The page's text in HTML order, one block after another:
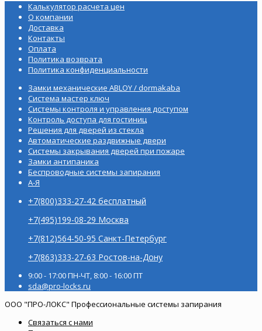
Калькулятор расчета цен
О компании
Доставка
Контакты
Оплата
Политика возврата
Политика конфиденциальности
Замки механические ABLOY / dormakaba
Система мастер ключ
Системы контроля и управления доступом
Контроль доступа для гостиниц
Решения для дверей из стекла
Автоматические раздвижные двери
Системы закрывания дверей при пожаре
Замки антипаника
Беспроводные системы запирания
А-Я
+7(800)333-27-42 бесплатный
+7(495)199-08-29 Москва
+7(812)564-50-95 Санкт-Петербург
+7(863)333-27-63 Ростов-на-Дону
9:00 - 17:00 ПН-ЧТ, 8:00 - 16:00 ПТ
sda@pro-locks.ru
ООО "ПРО-ЛОКС" Профессиональные системы запирания
Связаться с нами